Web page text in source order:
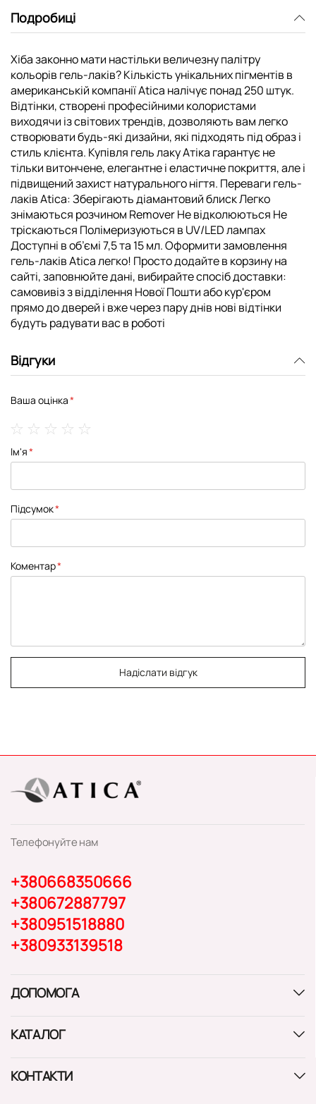
Подробиці
Хіба законно мати настільки величезну палітру
кольорів гель-лаків? Кількість унікальних пігментів в
американській компанії Atica налічує понад 250 штук.
Відтінки, створені професійними колористами
виходячи із світових трендів, дозволяють вам легко
створювати будь-які дизайни, які підходять під образ і
стиль клієнта. Купівля гель лаку Атіка гарантує не
тільки витончене, елегантне і еластичне покриття, але і
підвищений захист натурального нігтя. Переваги гель-
лаків Atica: Зберігають діамантовий блиск Легко
знімаються розчином Remover Не відколюються Не
тріскаються Полімеризуються в UV/LED лампах
Доступні в об’ємі 7,5 та 15 мл. Оформити замовлення
гель-лаків Atica легко! Просто додайте в корзину на
сайті, заповнюйте дані, вибирайте спосіб доставки:
самовивіз з відділення Нової Пошти або кур'єром
прямо до дверей і вже через пару днів нові відтінки
будуть радувати вас в роботі
Відгуки
Ваша оцінка
star
stars
stars
stars
stars
Ім'я
Підсумок
Коментар
Надіслати відгук
Телефонуйте нам
+380668350666
+380672887797
+380951518880
+380933139518
ДОПОМОГА
КАТАЛОГ
КОНТАКТИ